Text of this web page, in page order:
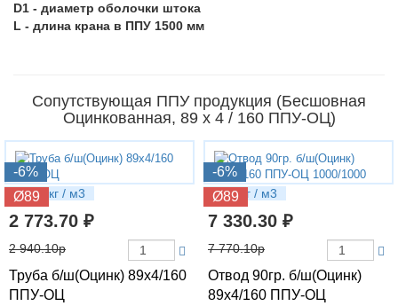
D1 - диаметр оболочки штока
L - длина крана в ППУ 1500 мм
Сопутствующая ППУ продукция (Бесшовная
Оцинкованная, 89 х 4 / 160 ППУ-ОЦ)
-6%
Ø89
13.03 кг / м3
2 773.70 ₽
2 940.10р
Труба б/ш(Оцинк) 89х4/160
ППУ-ОЦ
-6%
Ø89
26.1 кг / м3
7 330.30 ₽
7 770.10р
Отвод 90гр. б/ш(Оцинк)
89х4/160 ППУ-ОЦ